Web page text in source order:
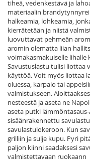
tiheä, vedenkestävä ja
materiaalin
halkeamia, lohkeamia,
kierrätetään ja niistä
luovuttavat pehmeän
aromin olematta liian
voimakasmakuiselle lihalle
Savustuslastu tulisi liottaa
käyttöä. Voit myös liottaa
oluessa, karpalo tai
valmistukseen.
nesteestä ja aseta ne
aseta putki
sisäänrakennettu
savulastulokeroon. Kun
grilliin ja sulje kupu. Pyri
paljon kiinni saadaksesi
valmistettavaan ruokaann